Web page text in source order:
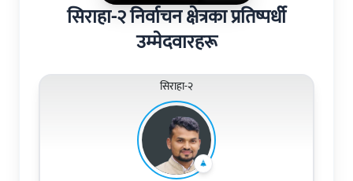
सिराहा-२ निर्वाचन क्षेत्रका प्रतिष्पर्धी
उम्मेदवारहरू
सिराहा-२